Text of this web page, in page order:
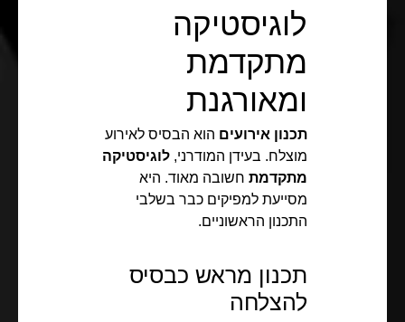
לוגיסטיקה
מתקדמת
ומאורגנת
תכנון אירועים הוא הבסיס לאירוע
מוצלח. בעידן המודרני, לוגיסטיקה
מתקדמת חשובה מאוד. היא
מסייעת למפיקים כבר בשלבי
התכנון הראשוניים.
תכנון מראש כבסיס
להצלחה